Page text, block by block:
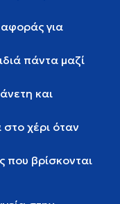
για
πάντα μαζί
και
χέρι όταν
που βρίσκονται